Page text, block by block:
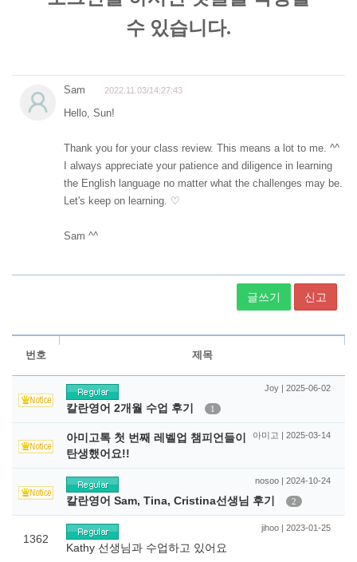
글쓰기 신고